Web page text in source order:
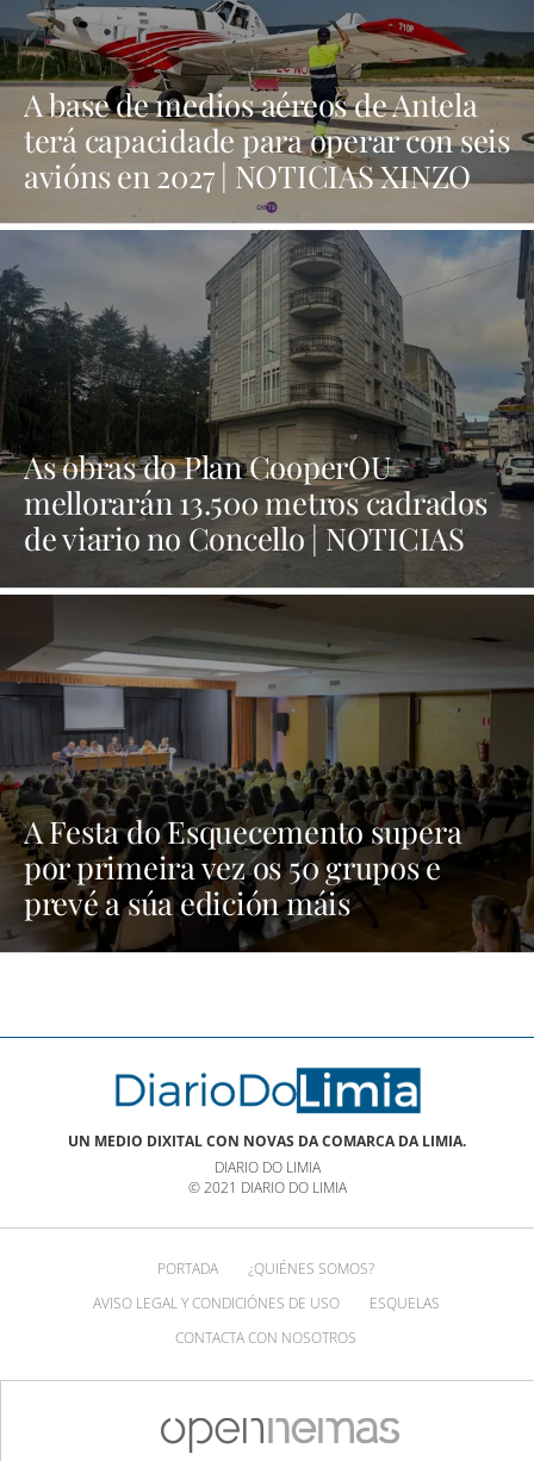
A base de medios aéreos de Antela
terá capacidade para operar con seis
avións en 2027 | NOTICIAS XINZO
As obras do Plan CooperOU
mellorarán 13.500 metros cadrados
de viario no Concello | NOTICIAS
A Festa do Esquecemento supera
por primeira vez os 50 grupos e
prevé a súa edición máis
multitudinaria | NOTICIAS XINZO
UN MEDIO DIXITAL CON NOVAS DA COMARCA DA LIMIA.
DIARIO DO LIMIA
© 2021 DIARIO DO LIMIA
PORTADA
¿QUIÉNES SOMOS?
AVISO LEGAL Y CONDICIÓNES DE USO
ESQUELAS
CONTACTA CON NOSOTROS